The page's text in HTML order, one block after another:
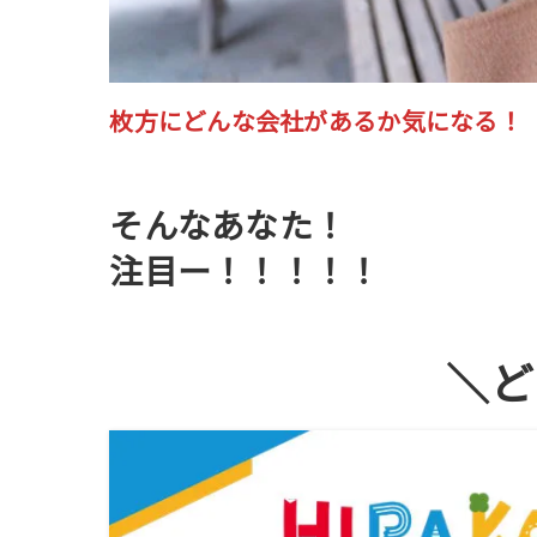
枚方にどんな会社があるか気になる！
そんなあなた！
注目ー！！！！！
＼